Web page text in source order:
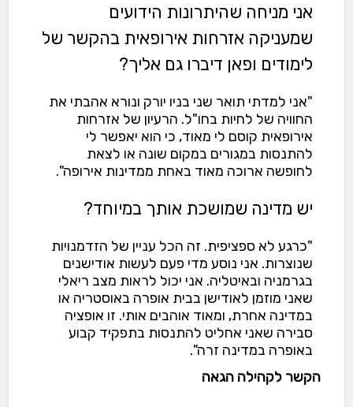
אני מניחה שהיתרונות הידועים
שמעניקה אזרחות אירופאית בהקשר של
לימודים ופאן דיברו גם אליך?
"אני למדתי תואר שני בניו יורק ונורא אהבתי את
החוויה של לחיות בחו"ל. הרעיון של אזרחות
אירופאית קוסם לי מאוד, כי הוא יאפשר לי
להתנסות במגורים במקום שונה או לצאת
לחופשה ארוכה מאוד באחת ממדינות אירופה".
יש מדינה שמושכת אותך במיוחד?
"כרגע לא ספציפית. זה הכל עניין של הזדמנויות
שנוצרות. אני נוסע מדי פעם לעשות אודישנים
בגרמניה ובאיטליה. אני יכול לראות מצב ריאלי
שאני מוזמן לאודישן בבית אופרה באוסטריה או
במדינה אחרת, ומאוד אוהבים אותי. זו אופציה
סבירה שאני אחליט להתנסות בתפקיד קבוע
באופרה במדינה זרה".
הקשר לקהילה הגאה